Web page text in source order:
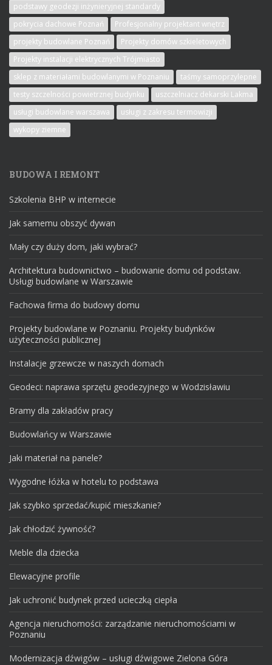
podstawy geodezji inżynieryjnej standardy
pokrycia dachowe Poznań
Profesjonalny projektant wnętrz
projekty budowlane Poznań
Projekty domów szkieletowych
Projekty instalacji elektrycznych Trójmiasto
sklep z materiałami budowlanymi w Poznaniu
taśmy samoprzylepne
testy szczelności powietrznej budynku
uszczelniacz dekarski Lakma
usługi budowlane warszawa
usługi z zakresu termowizji
wykopy ziemne
BUDOWA I REMONT
Szkolenia BHP w internecie
Jak samemu obszyć dywan
Mały czy duży dom, jaki wybrać?
Architektura budownictwo – budowanie domu od podstaw.
Usługi budowlane w Warszawie
Fachowa firma do budowy domu
Projekty budowlane w Poznaniu. Projekty budynków
użyteczności publicznej
Instalacje grzewcze w naszych domach
Geodeci: naprawa sprzętu geodezyjnego w Wodzisławiu
Bramy dla zakładów pracy
Budowlańcy w Warszawie
Jaki materiał na panele?
Wygodne łóżka w hotelu to podstawa
Jak szybko sprzedać/kupić mieszkanie?
Jak chłodzić żywność?
Meble dla dziecka
Elewacyjne profile
Jak uchronić budynek przed ucieczką ciepła
Agencja nieruchomości: zarządzanie nieruchomościami w
Poznaniu
Modernizacja dźwigów – usługi dźwigowe Zielona Góra